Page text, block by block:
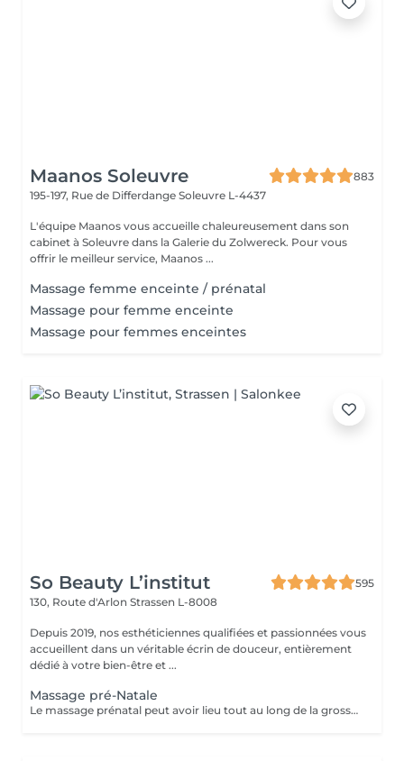
Maanos Soleuvre
883
195-197, Rue de Differdange Soleuvre L-4437
L'équipe Maanos vous accueille chaleureusement dans son
cabinet à Soleuvre dans la Galerie du Zolwereck. Pour vous
offrir le meilleur service, Maanos ...
Massage femme enceinte / prénatal
Massage pour femme enceinte
Massage pour femmes enceintes
So Beauty L’institut
595
130, Route d'Arlon Strassen L-8008
Depuis 2019, nos esthéticiennes qualifiées et passionnées vous
accueillent dans un véritable écrin de douceur, entièrement
dédié à votre bien-être et ...
Massage pré-Natale
Le massage prénatal peut avoir lieu tout au long de la grossesse (dès 3 mois). Il a des vertus relaxantes et hydratantes et permet aussi d'améliorer les sensations de jambes lourdes et les petits maux de dos. Aucune contre-indication médicale n'existe.